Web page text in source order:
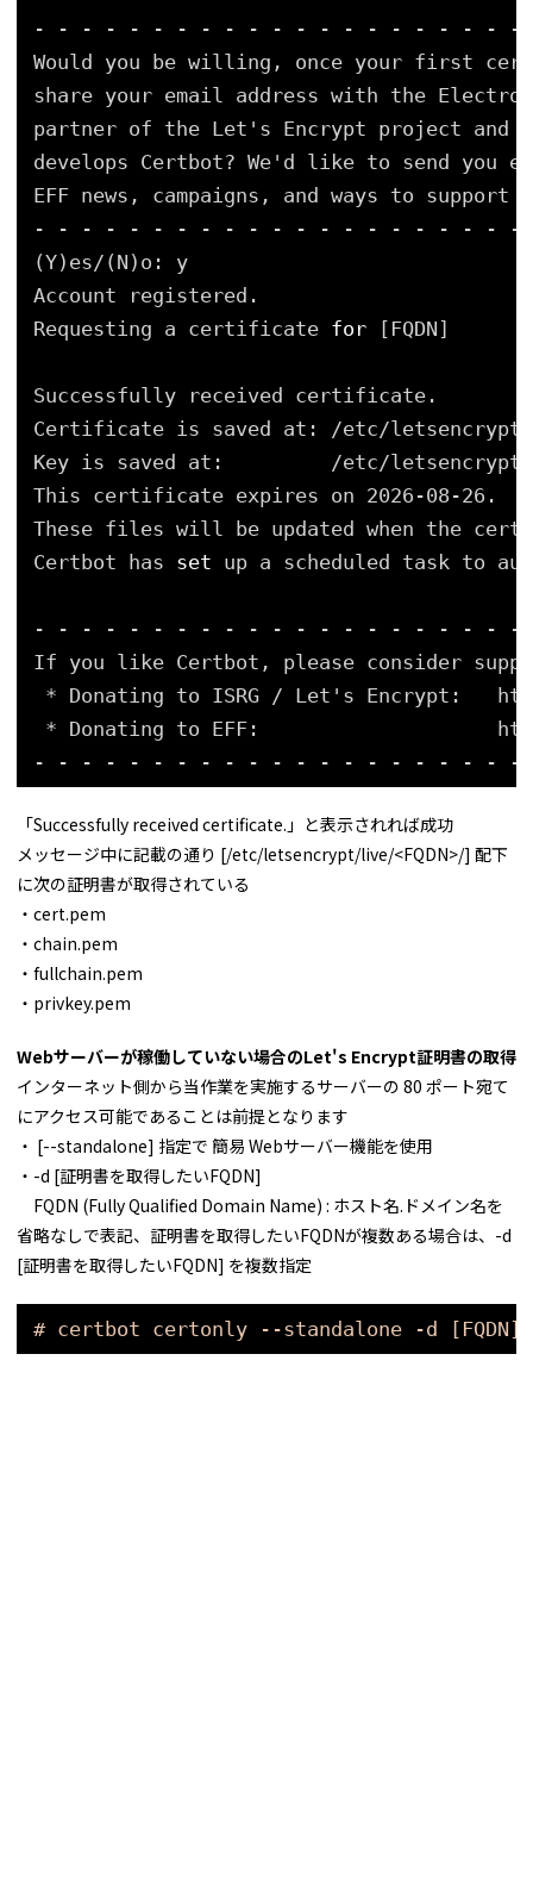
- - - - - - - - - - - - - - - - - - - -
Would you be willing, once your first
share your email address with the
partner of the Let's Encrypt project and
develops Certbot? We'd like to send you
EFF news, campaigns, and ways to
- - - - - - - - - - - - - - - - - - - -
(Y)es/(N)o: y
Account registered.
Requesting a certificate for [FQDN]
Successfully received certificate.
Certificate is saved at: /etc/
Key is saved at: /etc/
This certificate expires on 2026-08-26.
These files will be updated when the
Certbot has set up a scheduled task to
- - - - - - - - - - - - - - - - - - - -
If you like Certbot, please consider
* Donating to ISRG / Let's Encrypt:
* Donating to EFF:
- - - - - - - - - - - - - - - - - - - -
「Successfully received certificate.」と表示されれば成功
メッセージ中に記載の通り [/etc/letsencrypt/live/<FQDN>/] 配下
に次の証明書が取得されている
・cert.pem
・chain.pem
・fullchain.pem
・privkey.pem
Webサーバーが稼働していない場合のLet's Encrypt証明書の取得
インターネット側から当作業を実施するサーバーの 80 ポート宛て
にアクセス可能であることは前提となります
・ [--standalone] 指定で 簡易 Webサーバー機能を使用
・-d [証明書を取得したいFQDN]
FQDN (Fully Qualified Domain Name) : ホスト名.ドメイン名を
省略なしで表記、証明書を取得したいFQDNが複数ある場合は、-d
[証明書を取得したいFQDN] を複数指定
# certbot certonly --standalone -d [FQDN]